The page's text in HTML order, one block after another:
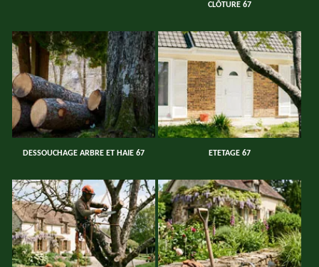
CLÔTURE 67
DESSOUCHAGE ARBRE ET HAIE 67 ETETAGE 67